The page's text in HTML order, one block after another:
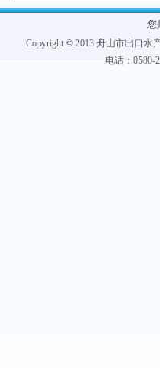
您
Copyright © 2013 舟山市出口水
电话：0580-